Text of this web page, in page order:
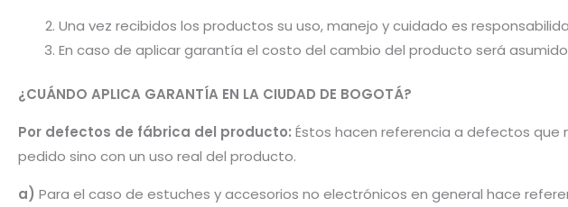
Una vez recibidos los productos su uso, manejo y cuidado es
En caso de aplicar garantía el costo del cambio del producto será asumido
¿CUÁNDO APLICA GARANTÍA EN LA CIUDAD DE BOGOTÁ?
Por defectos de fábrica del producto: Éstos hacen referencia a defectos que
pedido sino con un uso real del producto.
a) Para el caso de estuches y accesorios no electrónicos en general hace